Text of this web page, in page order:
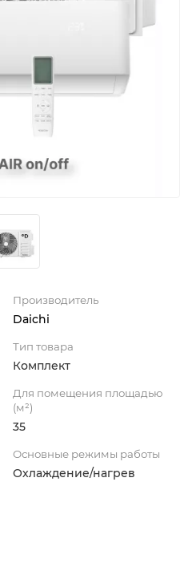
Производитель
Daichi
Тип товара
Комплект
Для помещения площадью
(м²)
35
Основные режимы работы
Охлаждение/нагрев